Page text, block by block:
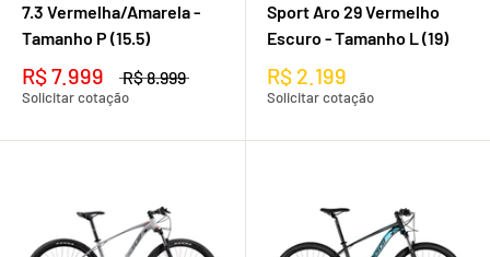
7.3 Vermelha/Amarela -
Tamanho P (15.5)
R$ 7.999 R$ 8.999
Solicitar cotação
Sport Aro 29 Vermelho
Escuro - Tamanho L (19)
R$ 2.199
Solicitar cotação